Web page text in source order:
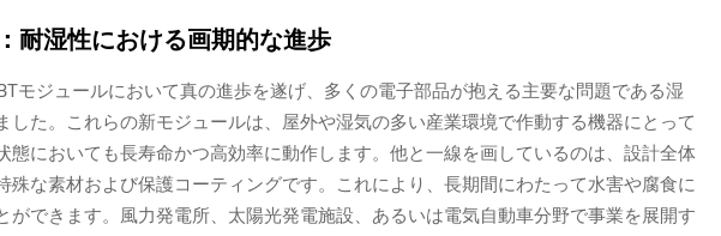
耐湿性における画期的な進歩
モジュールにおいて真の進歩を遂げ、多くの電子部品が抱える主要な問題である湿
した。これらの新モジュールは、屋外や湿気の多い産業環境で作動する機器にとって
態においても長寿命かつ高効率に動作します。他と一線を画しているのは、設計全体
殊な素材および保護コーティングです。これにより、長期間にわたって水害や腐食に
ができます。風力発電所、太陽光発電施設、あるいは電気自動車分野で事業を展開す